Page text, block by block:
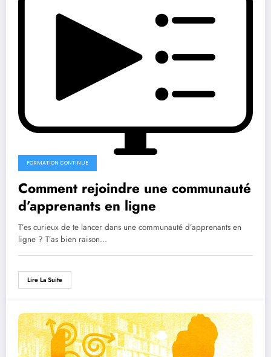
FORMATION CONTINUE
Comment rejoindre une communauté
d’apprenants en ligne
T’es curieux de te lancer dans une communauté d’apprenants en
ligne ? T’as bien raison…
Lire La Suite